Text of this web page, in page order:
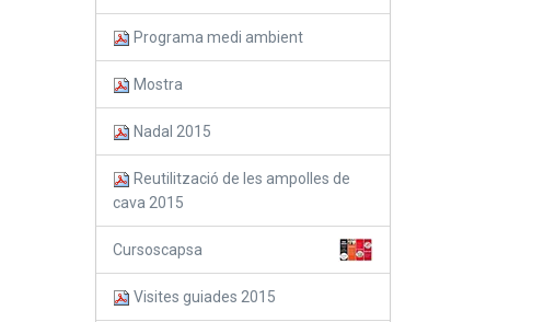
Programa medi ambient
Mostra
Nadal 2015
Reutilització de les ampolles de
cava 2015
Cursoscapsa
Visites guiades 2015